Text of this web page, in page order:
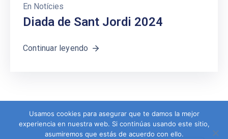
En Notícies
Diada de Sant Jordi 2024
Continuar leyendo
Usamos cookies para asegurar que te damos la mejor
experiencia en nuestra web. Si continúas usando este sitio,
asumiremos que estás de acuerdo con ello.